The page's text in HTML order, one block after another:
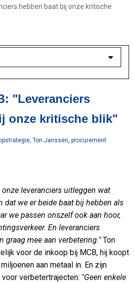
hebben baat bij onze kritische
"Leveranciers
onze kritische blik"
, Ton Janssen, procurement
leveranciers uitleggen wat
dat we er beide baat bij hebben als
we passen onszelf ook aan hoor,
En leveranciers
graag mee aan verbetering."Ton
voor de inkoop bij MCB, hij koopt
aan metaal in. En zijn
verbetertrajecten: "Geen enkele